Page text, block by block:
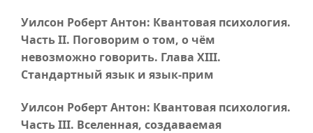
Уилсон Роберт Антон: Квантовая психология.
Часть II. Поговорим о том, о чём
невозможно говорить. Глава XIII.
Стандартный язык и язык-прим
Уилсон Роберт Антон: Квантовая психология.
Часть III. Вселенная, создаваемая